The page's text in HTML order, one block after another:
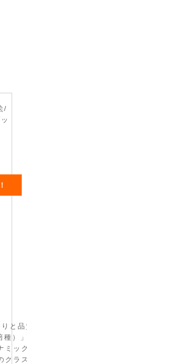
/
と品質にこだわり、ドイツ政
）」品質製品を多く取り入
ック）による農場産もありま
ラスに認定されています。